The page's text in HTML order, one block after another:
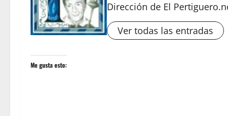
Dirección de El
Ver todas las entradas
Me gusta esto: